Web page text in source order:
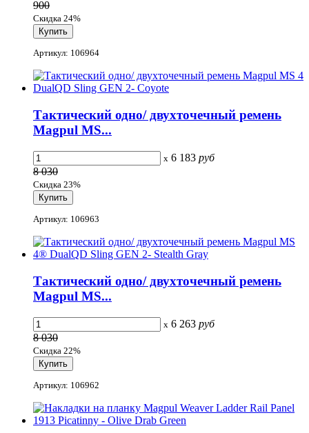
900
Скидка 24%
Артикул: 106964
Тактический одно/ двухточечный ремень
Magpul MS...
x 6 183 руб
8 030
Скидка 23%
Артикул: 106963
Тактический одно/ двухточечный ремень
Magpul MS...
x 6 263 руб
8 030
Скидка 22%
Артикул: 106962